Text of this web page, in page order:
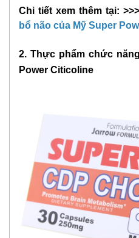
Chi tiết xem thêm tại: >>>
bổ não của Mỹ Super
2. Thực phẩm chức
Power Citicoline